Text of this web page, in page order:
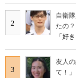
2
自衛
たの
「好
3
友人
て！